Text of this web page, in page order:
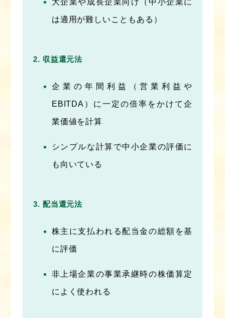
大企業や成長企業向け（中小企業に
は適用が難しいこともある）
収益還元法
企業の年間利益（営業利益や
EBITDA）に一定の倍率をかけて企
業価値を計算
シンプルな計算で中小企業の評価に
も向いている
配当還元法
株主に支払われる配当金の総額を基
に評価
非上場企業の事業承継時の株価算定
によく使われる